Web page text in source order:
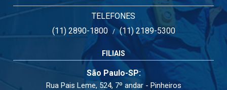
TELEFONES
(11) 2890-1800/(11) 2189-5300
FILIAIS
São Paulo-SP:
Rua Pais Leme, 524, 7º andar - Pinheiros